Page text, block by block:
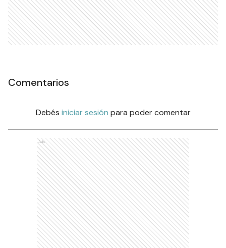
Comentarios
Debés iniciar sesión para poder comentar
Ads